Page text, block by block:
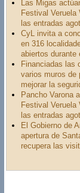
Las Migas
Festival Veruela
las entradas
CyL invita a
en 316
abiertos durante
Financiadas las
varios muros de
mejorar la
Pancho Varona
Festival Veruela
las entradas
El Gobierno de
apertura de
recupera las